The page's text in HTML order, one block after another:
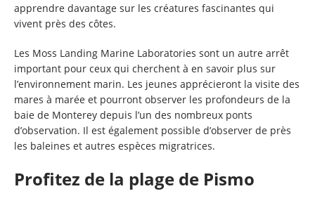
apprendre davantage sur les créatures fascinantes qui
vivent près des côtes.
Les Moss Landing Marine Laboratories sont un autre arrêt
important pour ceux qui cherchent à en savoir plus sur
l’environnement marin. Les jeunes apprécieront la visite des
mares à marée et pourront observer les profondeurs de la
baie de Monterey depuis l’un des nombreux ponts
d’observation. Il est également possible d’observer de près
les baleines et autres espèces migratrices.
Profitez de la plage de Pismo